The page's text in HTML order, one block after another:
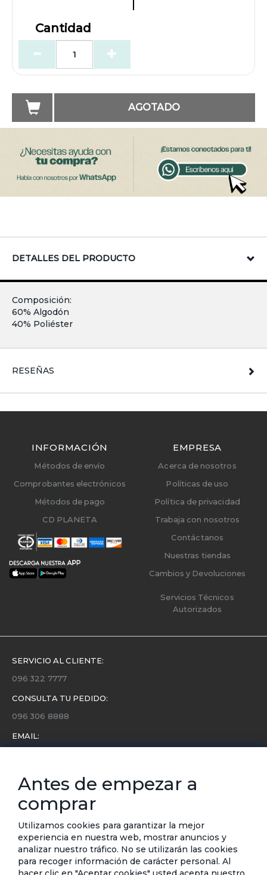
Cantidad
AGOTADO
DETALLES DEL PRODUCTO
Composición:
60% Algodón
40% Poliéster
RESEÑAS
INFORMACIÓN
Métodos de envío
Comprobantes electrónicos
Métodos de pago
CD PLANETA
EMPRESA
Acerca de nosotros
Políticas de uso
Política de privacidad
Trabaja con nosotros
Contáctanos
Nuestras tiendas
Cambios y Devoluciones
Servicios Técnicos
Autorizados
SERVICIO AL CLIENTE:
096 322 7777
CONSULTA TU PEDIDO:
096 306 8888
EMAIL:
Conoce toda la información sobre últimas colecciones,
eventos y ofertas.
Subscríbete a nuestro newsletter
SUSCRIBIRSE
Antes de empezar a
comprar
Utilizamos cookies para garantizar la mejor
experiencia en nuestra web, mostrar anuncios y
analizar nuestro tráfico. No se utilizarán las cookies
para recoger información de carácter personal. Al